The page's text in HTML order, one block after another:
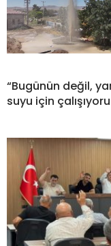
“Bugünün değil,
suyu için